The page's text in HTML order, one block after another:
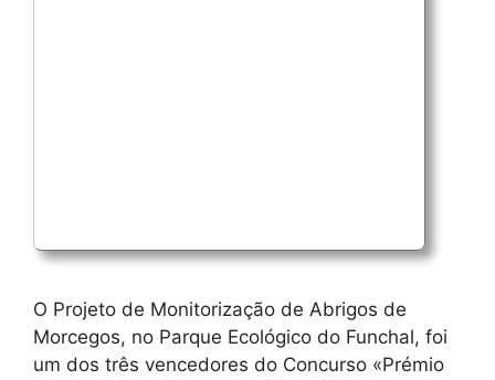
O Projeto de Monitorização de Abrigos de
Morcegos, no Parque Ecológico do Funchal, foi
um dos três vencedores do Concurso «Prémio